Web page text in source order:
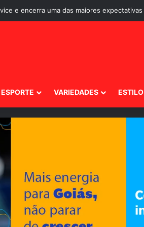
ESPORTE VARIEDADES ESTILO